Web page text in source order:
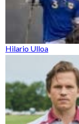
Hilario Ulloa